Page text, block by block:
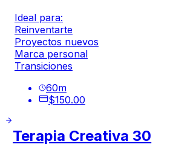
Ideal para:
Reinventarte
Proyectos nuevos
Marca personal
Transiciones
60m
$150.00
Terapia Creativa 30